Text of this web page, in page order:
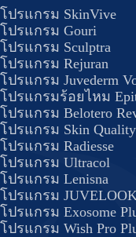
โปรแกรม SkinVive
โปรแกรม Gouri
โปรแกรม Sculptra
โปรแกรม Rejuran
โปรแกรม Juvederm
โปรแกรมร้อยไหม
โปรแกรม Belotero
โปรแกรม Skin Quality
โปรแกรม Radiesse
โปรแกรม Ultracol
โปรแกรม Lenisna
โปรแกรม
โปรแกรม Exosome
โปรแกรม Wish Pro